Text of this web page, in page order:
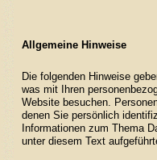
Verkaufspferde
Kontakt / Anfahrt
Allgemeine Hinweise
Die folgenden Hinweise
was mit Ihren
Website besuchen.
denen Sie persönlich
Informationen zum Thema
unter diesem Text